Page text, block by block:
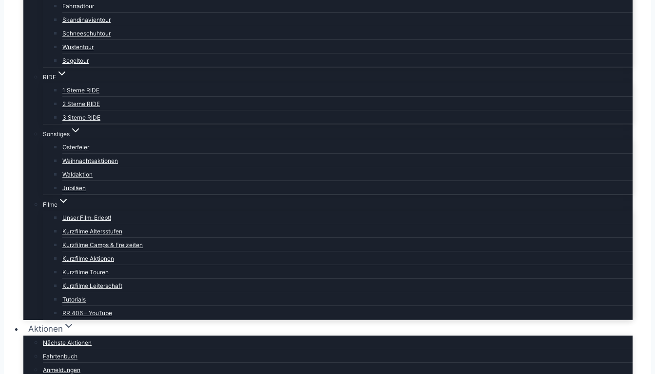
Fahrradtour
Skandinavientour
Schneeschuhtour
Wüstentour
Segeltour
RIDE
1 Sterne RIDE
2 Sterne RIDE
3 Sterne RIDE
Sonstiges
Osterfeier
Weihnachtsaktionen
Waldaktion
Jubiläen
Filme
Unser Film: Erlebt!
Kurzfilme Altersstufen
Kurzfilme Camps & Freizeiten
Kurzfilme Aktionen
Kurzfilme Touren
Kurzfilme Leiterschaft
Tutorials
RR 406 – YouTube
Aktionen
Nächste Aktionen
Fahrtenbuch
Anmeldungen